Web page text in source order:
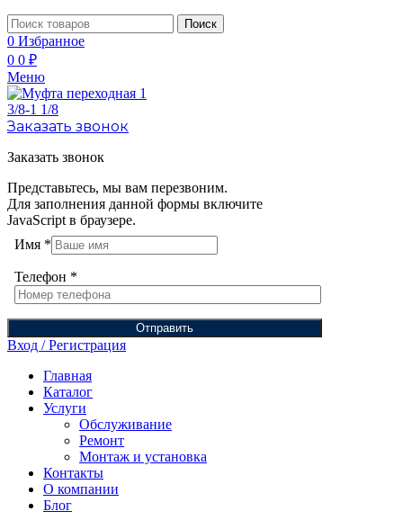
Поиск
0 Избранное
0 0 ₽
Меню
Заказать звонок
Заказать звонок
Представьтесь, мы вам перезвоним.
Для заполнения данной формы включите
JavaScript в браузере.
Имя *
Телефон *
Отправить
Вход / Регистрация
Главная
Каталог
Услуги
Обслуживание
Ремонт
Монтаж и установка
Контакты
О компании
Блог